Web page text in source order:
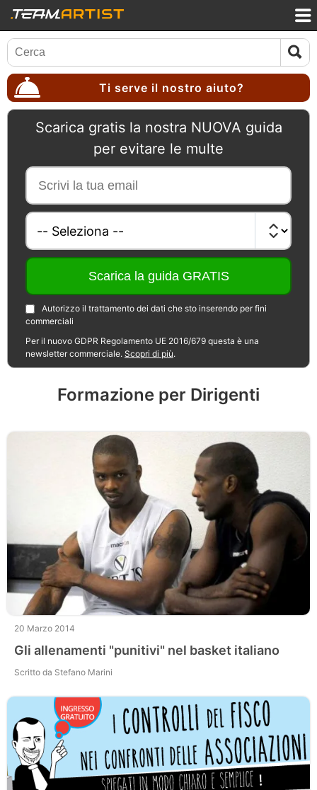
Ti serve il nostro aiuto?
Scarica gratis la nostra NUOVA guida
per evitare le multe
Autorizzo il trattamento dei dati che sto inserendo per fini
commerciali
Per il nuovo GDPR Regolamento UE 2016/679 questa è una
newsletter commerciale. Scopri di più.
Formazione per Dirigenti
20 Marzo 2014
Gli allenamenti "punitivi" nel basket italiano
Scritto da Stefano Marini